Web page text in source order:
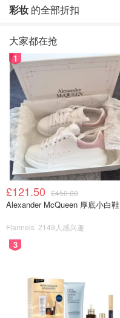
彩妆 的全部折扣
大家都在抢
1
£121.50 £450.00
Alexander McQueen 厚底小白鞋
Flannels 2149人感兴趣
3